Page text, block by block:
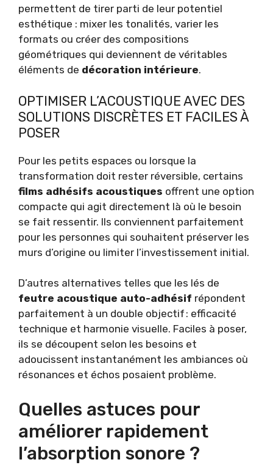
permettent de tirer parti de leur potentiel
esthétique : mixer les tonalités, varier les
formats ou créer des compositions
géométriques qui deviennent de véritables
éléments de décoration intérieure.
OPTIMISER L’ACOUSTIQUE AVEC DES
SOLUTIONS DISCRÈTES ET FACILES À
POSER
Pour les petits espaces ou lorsque la
transformation doit rester réversible, certains
films adhésifs acoustiques offrent une option
compacte qui agit directement là où le besoin
se fait ressentir. Ils conviennent parfaitement
pour les personnes qui souhaitent préserver les
murs d’origine ou limiter l’investissement initial.
D’autres alternatives telles que les lés de
feutre acoustique auto-adhésif répondent
parfaitement à un double objectif : efficacité
technique et harmonie visuelle. Faciles à poser,
ils se découpent selon les besoins et
adoucissent instantanément les ambiances où
résonances et échos posaient problème.
Quelles astuces pour
améliorer rapidement
l’absorption sonore ?